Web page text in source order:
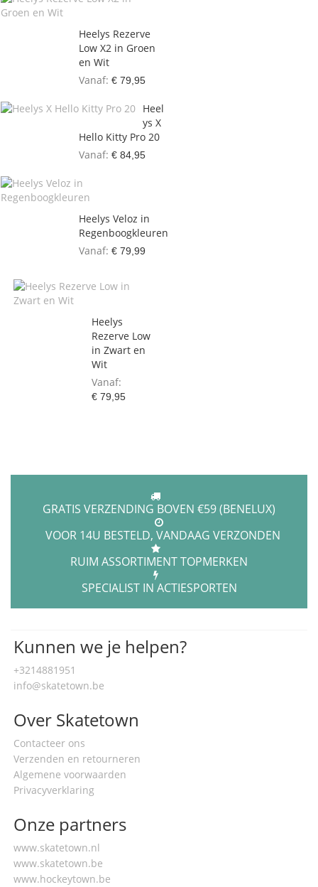
Heelys Rezerve
Low X2 in Groen
en Wit
Vanaf € 79,95
Heel
ys X
Hello Kitty Pro 20
Vanaf € 84,95
Heelys Veloz in
Regenboogkleuren
Vanaf € 79,99
Heelys
Rezerve Low
in Zwart en
Wit
Vanaf
€ 79,95
GRATIS VERZENDING BOVEN €59 (BENELUX)
VOOR 14U BESTELD, VANDAAG VERZONDEN
RUIM ASSORTIMENT TOPMERKEN
SPECIALIST IN ACTIESPORTEN
Kunnen we je helpen?
+3214881951
info@skatetown.be
Over Skatetown
Contacteer ons
Verzenden en retourneren
Algemene voorwaarden
Privacyverklaring
Onze partners
www.skatetown.nl
www.skatetown.be
www.hockeytown.be